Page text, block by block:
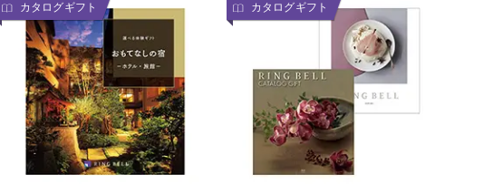
カタログギフト カタログギフト